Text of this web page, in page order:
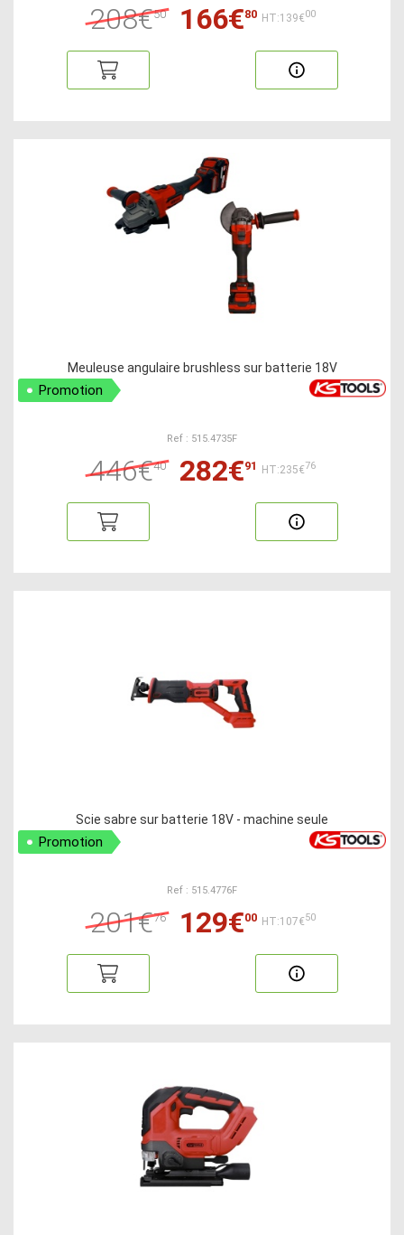
208€50 166€80 HT:139€00
Meuleuse angulaire brushless sur batterie 18V
Promotion
Ref : 515.4735F
446€40 282€91 HT:235€76
Scie sabre sur batterie 18V - machine seule
Promotion
Ref : 515.4776F
201€76 129€00 HT:107€50